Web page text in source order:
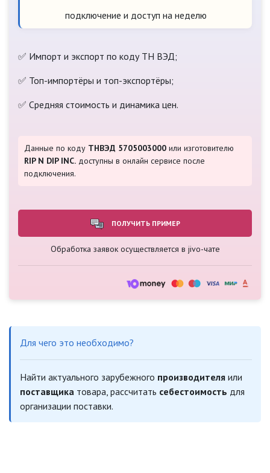
подключение и доступ на неделю
✅ Импорт и экспорт по коду ТН ВЭД;
✅ Топ-импортёры и топ-экспортёры;
✅ Средняя стоимость и динамика цен.
Данные по коду ТНВЭД 5705003000 или изготовителю
RIP N DIP INC. доступны в онлайн сервисе после
подключения.
ПОЛУЧИТЬ ПРИМЕР
Обработка заявок осуществляется в jivo-чате
Для чего это необходимо?
Найти актуального зарубежного производителя или
поставщика товара, рассчитать себестоимость для
организации поставки.